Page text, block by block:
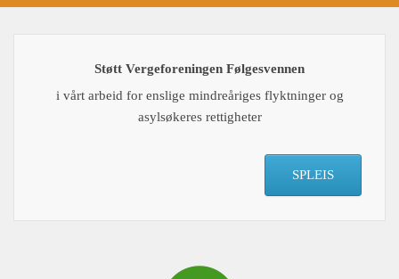
Støtt Vergeforeningen Følgesvennen
i vårt arbeid for enslige mindreåriges flyktninger og
asylsøkeres rettigheter
SPLEIS